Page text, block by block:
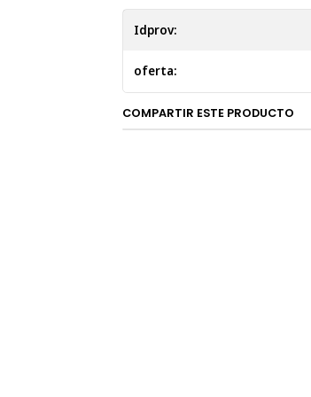
vitalidad óptimas.
aterciopelada crean una
Idprov:
oferta:
COMPARTIR ESTE PRODUCTO